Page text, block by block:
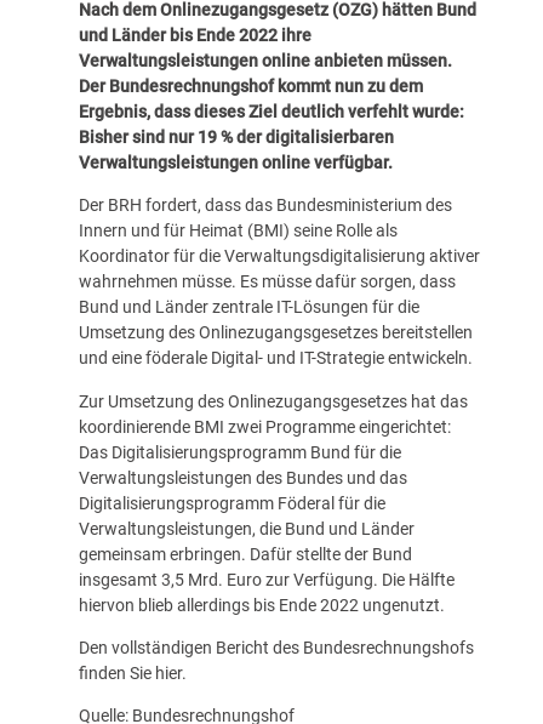
Nach dem Onlinezugangsgesetz (OZG) hätten Bund
und Länder bis Ende 2022 ihre
Verwaltungsleistungen online anbieten müssen.
Der Bundesrechnungshof kommt nun zu dem
Ergebnis, dass dieses Ziel deutlich verfehlt wurde:
Bisher sind nur 19 % der digitalisierbaren
Verwaltungsleistungen online verfügbar.
Der BRH fordert, dass das Bundesministerium des
Innern und für Heimat (BMI) seine Rolle als
Koordinator für die Verwaltungsdigitalisierung aktiver
wahrnehmen müsse. Es müsse dafür sorgen, dass
Bund und Länder zentrale IT-Lösungen für die
Umsetzung des Onlinezugangsgesetzes bereitstellen
und eine föderale Digital- und IT-Strategie entwickeln.
Zur Umsetzung des Onlinezugangsgesetzes hat das
koordinierende BMI zwei Programme eingerichtet:
Das Digitalisierungsprogramm Bund für die
Verwaltungsleistungen des Bundes und das
Digitalisierungsprogramm Föderal für die
Verwaltungsleistungen, die Bund und Länder
gemeinsam erbringen. Dafür stellte der Bund
insgesamt 3,5 Mrd. Euro zur Verfügung. Die Hälfte
hiervon blieb allerdings bis Ende 2022 ungenutzt.
Den vollständigen Bericht des Bundesrechnungshofs
finden Sie hier.
Quelle: Bundesrechnungshof